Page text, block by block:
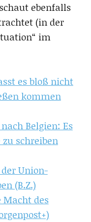
ebenfalls
(in der
im
es bloß nicht
kommen
Belgien: Es
zu schreiben
Union-
(B.Z.)
des